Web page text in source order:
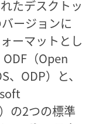
たデスクトッ
ージョンに
ーマットとし
（Open
ODP）と、
の2つの標準